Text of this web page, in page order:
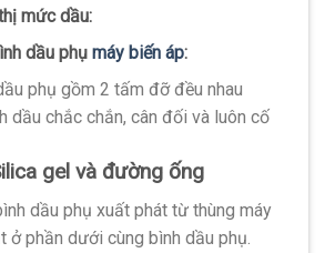
mức dầu:
dầu phụ máy biến áp:
phụ gồm 2 tấm đỡ đều nhau
dầu chắc chắn, cân đối và luôn cố
gel và đường ống
dầu phụ xuất phát từ thùng máy
ở phần dưới cùng bình dầu phụ.